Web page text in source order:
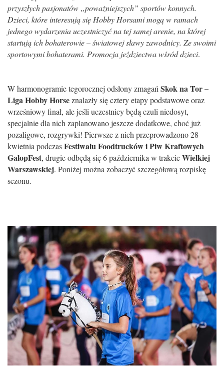
przyszłych pasjonatów „poważniejszych” sportów konnych.
Dzieci, które interesują się Hobby Horsami mogą w ramach
jednego wydarzenia uczestniczyć na tej samej arenie, na której
startują ich bohaterowie – światowej sławy zawodnicy. Ze swoimi
sportowymi bohaterami. Promocja jeździectwa wśród dzieci.
W harmonogramie tegorocznej odsłony zmagańSkok na Tor –
Liga Hobby Horseznalazły się cztery etapy podstawowe oraz
wrześniowy finał, ale jeśli uczestnicy będą czuli niedosyt,
specjalnie dla nich zaplanowano jeszcze dodatkowe, choć już
pozaligowe, rozgrywki! Pierwsze z nich przeprowadzono 28
kwietnia podczasFestiwalu Foodtrucków i Piw Kraftowych
GalopFest, drugie odbędą się 6 października w trakcieWielkiej
Warszawskiej. Poniżej można zobaczyć szczegółową rozpiskę
sezonu.